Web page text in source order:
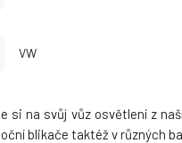
VW
si na svůj vůz osvětlení z
blikače taktéž v různých